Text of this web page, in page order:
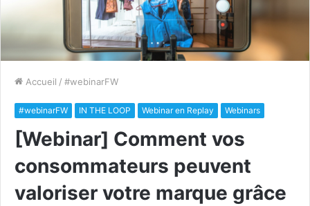
Accueil / #webinarFW
#webinarFW IN THE LOOP Webinar en Replay Webinars
[Webinar] Comment vos
consommateurs peuvent
valoriser votre marque grâce